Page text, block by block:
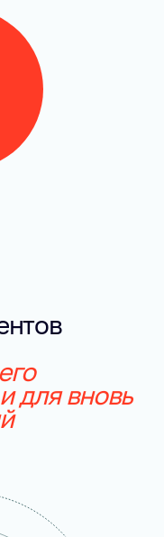
для вновь